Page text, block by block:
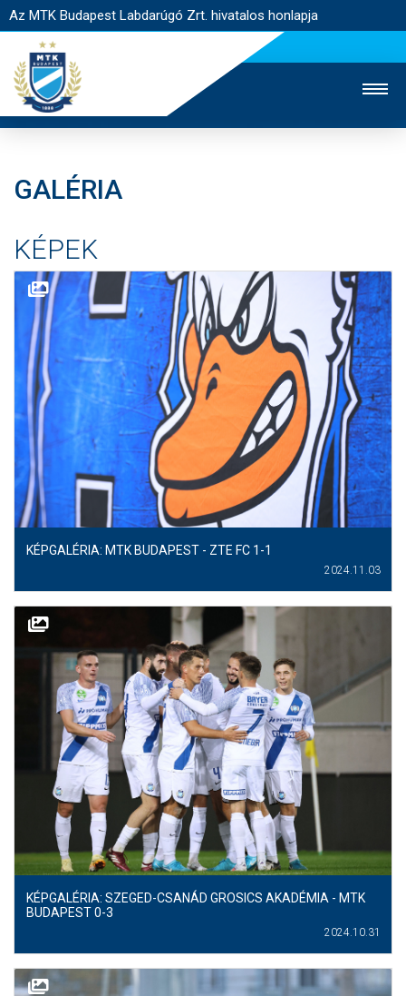
Az MTK Budapest Labdarúgó Zrt. hivatalos honlapja
JEGYÉRTÉKESÍTÉS
EGYESÜLET
KAPCSOLAT
NYITÓLAP
HÍREK
CSAPATOK
MÉRKŐZÉSEK
KLUB
GALÉRIA
SZURKOLÓI ÉLMÉNYEK
GALÉRIA
KÉPEK
KÉPGALÉRIA: MTK BUDAPEST - ZTE FC 1-1
2024.11.03
KÉPGALÉRIA: SZEGED-CSANÁD GROSICS AKADÉMIA - MTK
BUDAPEST 0-3
2024.10.31